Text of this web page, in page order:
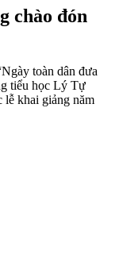
chào đón
toàn dân đưa
tiểu học Lý Tự
lễ khai giảng năm